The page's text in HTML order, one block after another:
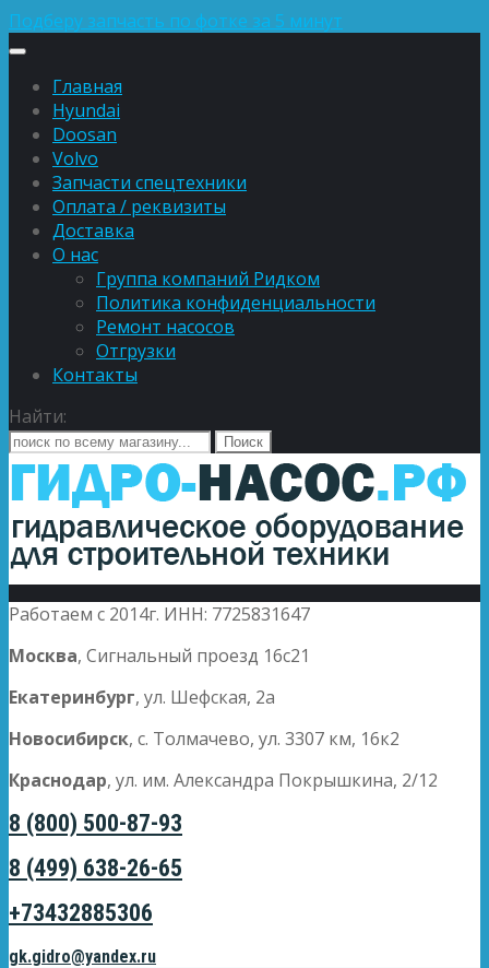
Подберу запчасть по фотке за 5 минут
Главная
Hyundai
Doosan
Volvo
Запчасти спецтехники
Оплата / реквизиты
Доставка
О нас
Группа компаний Ридком
Политика конфиденциальности
Ремонт насосов
Отгрузки
Контакты
Найти:
Работаем с 2014г. ИНН: 7725831647
Москва, Сигнальный проезд 16с21
Екатеринбург, ул. Шефская, 2а
Новосибирск, с. Толмачево, ул. 3307 км, 16к2
Краснодар, ул. им. Александра Покрышкина, 2/12
8 (800) 500-87-93
8 (499) 638-26-65
+73432885306
gk.gidro@yandex.ru